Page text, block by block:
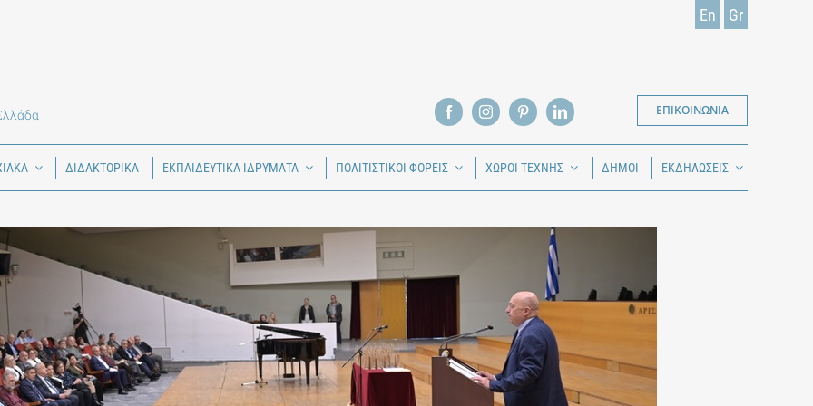
En Gr
ΕΠΙΚΟΙΝΩΝΙΑ
ΔΙΔΑΚΤΟΡΙΚΑ ΕΚΠΑΙΔΕΥΤΙΚΑ ΙΔΡΥΜΑΤΑ ΠΟΛΙΤΙΣΤΙΚΟΙ ΦΟΡΕΙΣ ΧΩΡΟΙ ΤΕΧΝΗΣ ΔΗΜΟΙ ΕΚΔΗΛΩΣΕΙΣ